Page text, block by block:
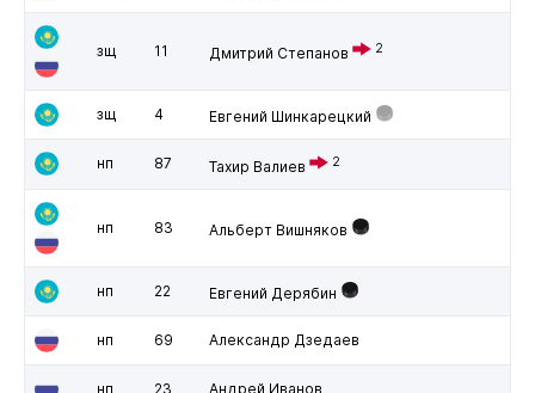
зщ 11 Дмитрий Степанов 2
зщ 4 Евгений Шинкарецкий
нп 87 Тахир Валиев 2
нп 83 Альберт Вишняков
нп 22 Евгений Дерябин
нп 69 Александр Дзедаев
нп 23 Андрей Иванов